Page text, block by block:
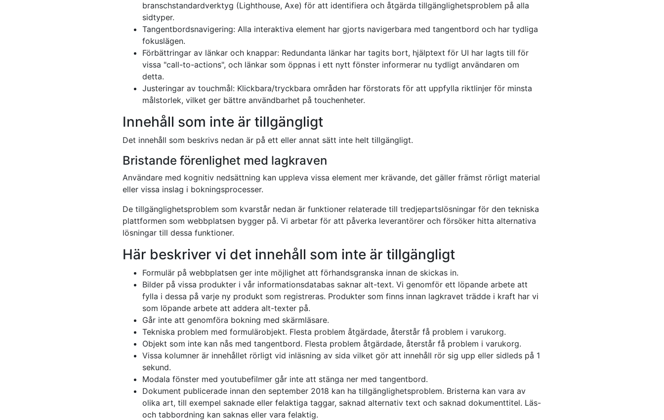
branschstandardverktyg (Lighthouse, Axe) för att identifiera och åtgärda tillgänglighetsproblem på alla
sidtyper.
Tangentbordsnavigering: Alla interaktiva element har gjorts navigerbara med tangentbord och har tydliga
fokuslägen.
Förbättringar av länkar och knappar: Redundanta länkar har tagits bort, hjälptext för UI har lagts till för
vissa "call-to-actions", och länkar som öppnas i ett nytt fönster informerar nu tydligt användaren om
detta.
Justeringar av touchmål: Klickbara/tryckbara områden har förstorats för att uppfylla riktlinjer för minsta
målstorlek, vilket ger bättre användbarhet på touchenheter.
Innehåll som inte är tillgängligt
Det innehåll som beskrivs nedan är på ett eller annat sätt inte helt tillgängligt.
Bristande förenlighet med lagkraven
Användare med kognitiv nedsättning kan uppleva vissa element mer krävande, det gäller främst rörligt material
eller vissa inslag i bokningsprocesser.
De tillgänglighetsproblem som kvarstår nedan är funktioner relaterade till tredjepartslösningar för den tekniska
plattformen som webbplatsen bygger på. Vi arbetar för att påverka leverantörer och försöker hitta alternativa
lösningar till dessa funktioner.
Här beskriver vi det innehåll som inte är tillgängligt
Formulär på webbplatsen ger inte möjlighet att förhandsgranska innan de skickas in.
Bilder på vissa produkter i vår informationsdatabas saknar alt-text. Vi genomför ett löpande arbete att
fylla i dessa på varje ny produkt som registreras. Produkter som finns innan lagkravet trädde i kraft har vi
som löpande arbete att addera alt-texter på.
Går inte att genomföra bokning med skärmläsare.
Tekniska problem med formulärobjekt. Flesta problem åtgärdade, återstår få problem i varukorg.
Objekt som inte kan nås med tangentbord. Flesta problem åtgärdade, återstår få problem i varukorg.
Vissa kolumner är innehållet rörligt vid inläsning av sida vilket gör att innehåll rör sig upp eller sidleds på 1
sekund.
Modala fönster med youtubefilmer går inte att stänga ner med tangentbord.
Dokument publicerade innan den september 2018 kan ha tillgänglighetsproblem. Bristerna kan vara av
olika art, till exempel saknade eller felaktiga taggar, saknad alternativ text och saknad dokumenttitel. Läs-
och tabbordning kan saknas eller vara felaktig.